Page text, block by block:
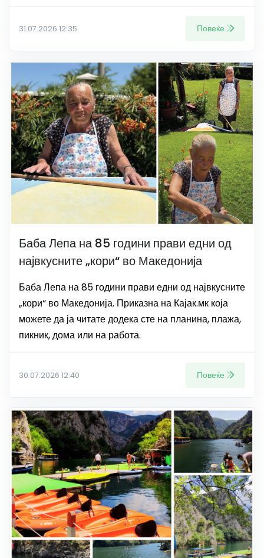
31.07.2026 12:35 Повеќе
Баба Лепа на 85 години прави едни од
највкусните „кори“ во Македонија
Баба Лепа на 85 години прави едни од највкусните
„кори“ во Македонија. Приказна на Кајак.мк која
можете да ја читате додека сте на планина, плажа,
пикник, дома или на работа.
30.07.2026 12:40 Повеќе